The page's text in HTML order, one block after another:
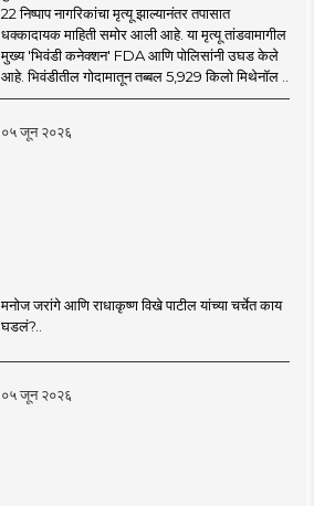
22 निष्पाप नागरिकांचा मृत्यू झाल्यानंतर तपासात
धक्कादायक माहिती समोर आली आहे. या मृत्यू तांडवामागील
मुख्य 'भिवंडी कनेक्शन' FDA आणि पोलिसांनी उघड केले
आहे. भिवंडीतील गोदामातून तब्बल 5,929 किलो मिथेनॉल ..
०५ जून २०२६
मनोज जरांगे आणि राधाकृष्ण विखे पाटील यांच्या चर्चेत काय
घडलं?..
०५ जून २०२६